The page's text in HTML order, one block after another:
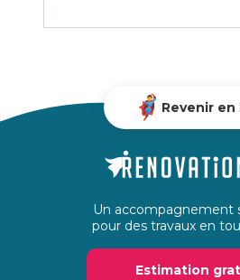
Revenir
Un accompagnement
pour des travaux en
Estimation